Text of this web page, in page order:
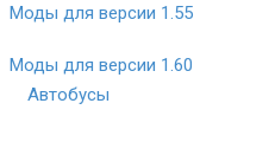
Моды для версии 1.55
Моды для версии 1.60
Автобусы